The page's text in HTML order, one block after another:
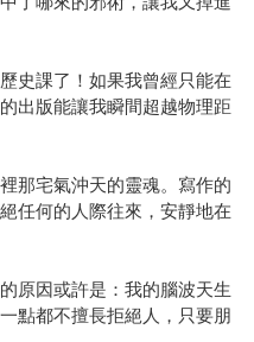
史課了！如果我曾經只能在
出版能讓我瞬間超越物理距
那宅氣沖天的靈魂。寫作的
任何的人際往來，安靜地在
原因或許是：我的腦波天生
點都不擅長拒絕人，只要朋